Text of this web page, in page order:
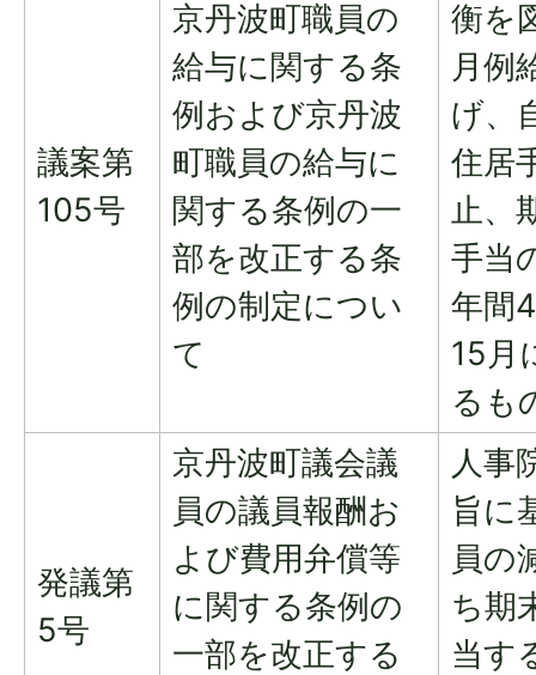
議案第
105号
京丹波町職員の
給与に関する条
例および京丹波
町職員の給与に
関する条例の一
部を改正する条
例の制定につい
て
衡を
月例
げ、
住居
止、
手当
年間
15月
るも
発議第
5号
京丹波町議会議
員の議員報酬お
よび費用弁償等
に関する条例の
一部を改正する
人事
旨に
員の
ち期
当す